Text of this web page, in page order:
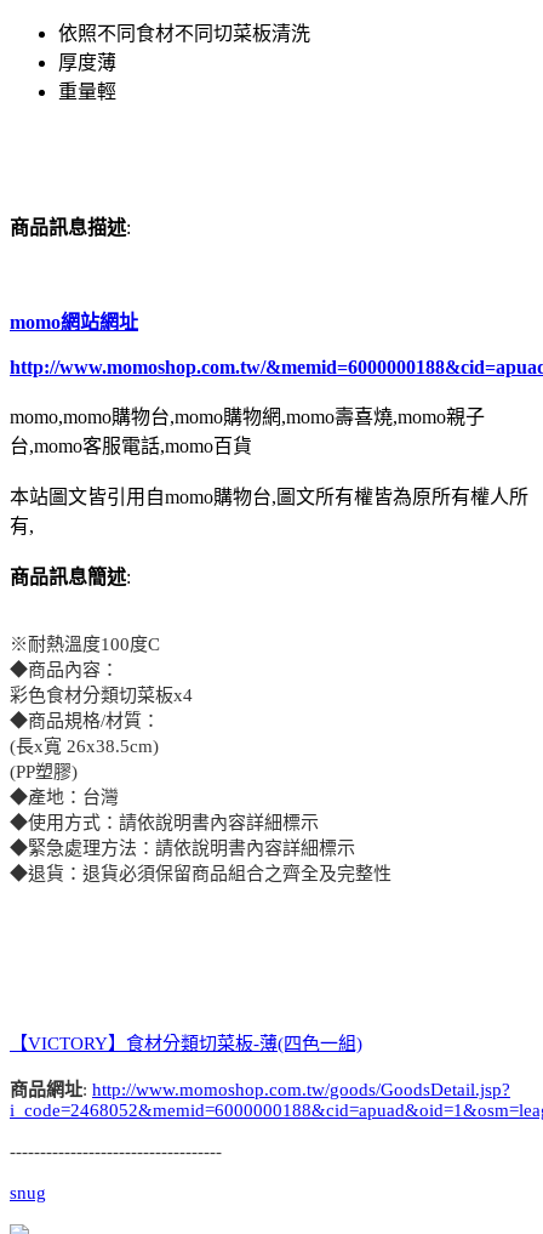
依照不同食材不同切菜板清洗
厚度薄
重量輕
商品訊息描述:
momo網站網址
http://www.momoshop.com.tw/
momo,momo購物台,momo購物網,momo壽喜燒,momo親子
台,momo客服電話,momo百貨
本站圖文皆引用自momo購物台,圖文所有權皆為原所有權人所
有,
商品訊息簡述:
※耐熱溫度100度C
◆商品內容：
彩色食材分類切菜板x4
◆商品規格/材質：
(長x寬 26x38.5cm)
(PP塑膠)
◆產地：台灣
◆使用方式：請依說明書內容詳細標示
◆緊急處理方法：請依說明書內容詳細標示
◆退貨：退貨必須保留商品組合之齊全及完整性
【VICTORY】食材分類切菜板-薄(四色一組)
商品網址: http://www.momoshop.com.tw/goods/GoodsDetail.jsp?
-----------------------------------
snug